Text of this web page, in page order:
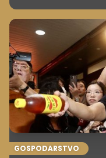
domov, da mu
GOSPODARSTVO